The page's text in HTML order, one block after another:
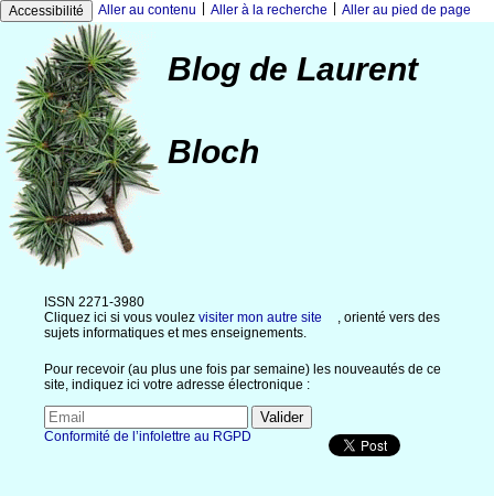
Accessibilité Aller au contenu Aller à la recherche Aller au pied de page
Blog de Laurent
Bloch
ISSN 2271-3980
Cliquez ici si vous voulez visiter mon autre site
, orienté vers des
sujets informatiques et mes enseignements.
Pour recevoir (au plus une fois par semaine) les nouveautés de ce
site, indiquez ici votre adresse électronique :
Conformité de l’infolettre au RGPD